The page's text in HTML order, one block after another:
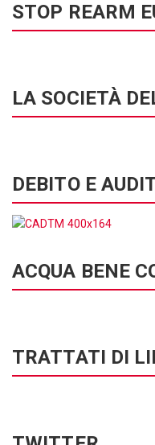
STOP REARM
LA SOCIETÀ
DEBITO E
ACQUA BENE
TRATTATI DI